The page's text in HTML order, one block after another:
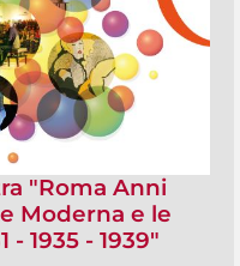
"Roma Anni
Moderna e le
- 1935 - 1939"